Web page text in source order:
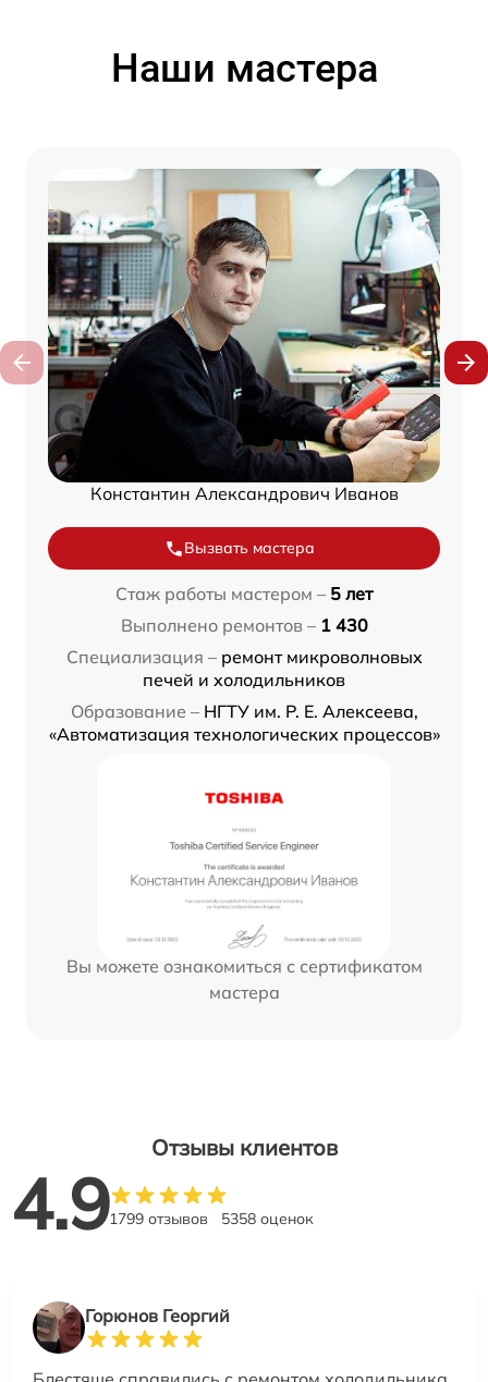
Наши мастера
Константин Александрович Иванов
Вызвать мастера
Стаж работы мастером – 5 лет
Выполнено ремонтов – 1 430
Специализация – ремонт микроволновых
печей и холодильников
Образование – НГТУ им. Р. Е. Алексеева,
«Автоматизация технологических процессов»
Вы можете ознакомиться с сертификатом
мастера
Отзывы клиентов
4.91799 отзывов 5358 оценок
Горюнов Георгий